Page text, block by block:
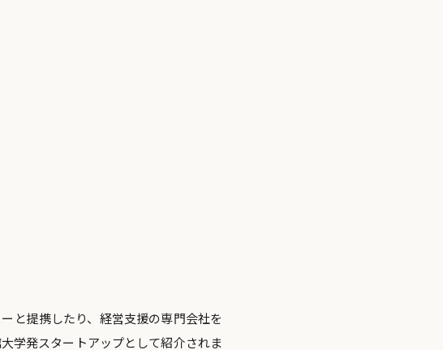
と提携したり、経営支援の専門会社を
学発スタートアップとして紹介されま